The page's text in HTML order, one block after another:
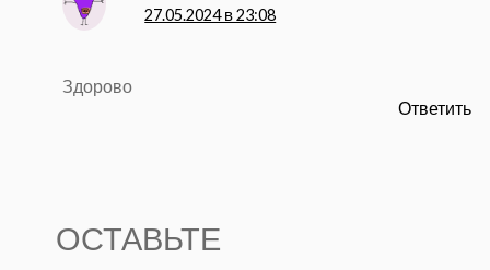
27.05.2024 в 23:08
Здорово
Ответить
ОСТАВЬТЕ